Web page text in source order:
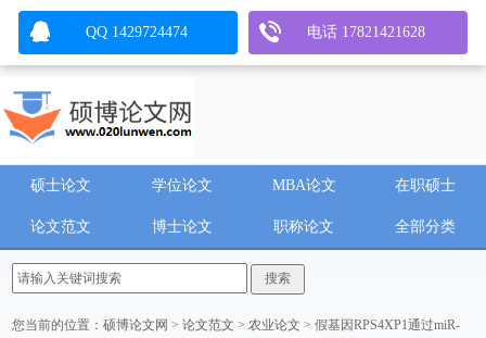
硕士论文 学位论文 MBA论文 在职硕士
论文范文 博士论文 职称论文 全部分类
您当前的位置：硕博论文网 >论文范文 > 农业论文 > 假基因RPS4XP1通过miR-
QQ 1429724474 电话 17821421628